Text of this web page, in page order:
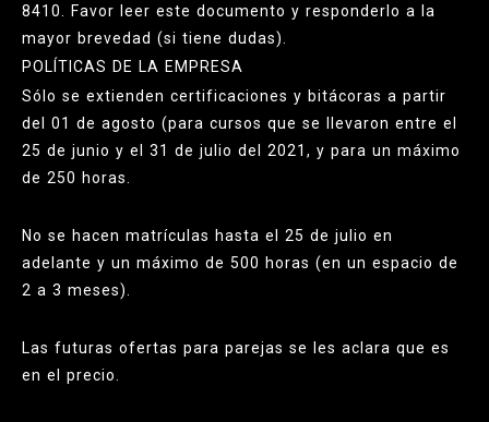
8410. Favor leer este documento y responderlo a la
mayor brevedad (si tiene dudas).
POLÍTICAS DE LA EMPRESA
Sólo se extienden certificaciones y bitácoras a partir
del 01 de agosto (para cursos que se llevaron entre el
25 de junio y el 31 de julio del 2021, y para un máximo
de 250 horas.
No se hacen matrículas hasta el 25 de julio en
adelante y un máximo de 500 horas (en un espacio de
2 a 3 meses).
Las futuras ofertas para parejas se les aclara que es
en el precio.